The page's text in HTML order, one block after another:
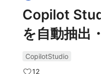
Copilot
を自動抽出
CopilotStudio
12